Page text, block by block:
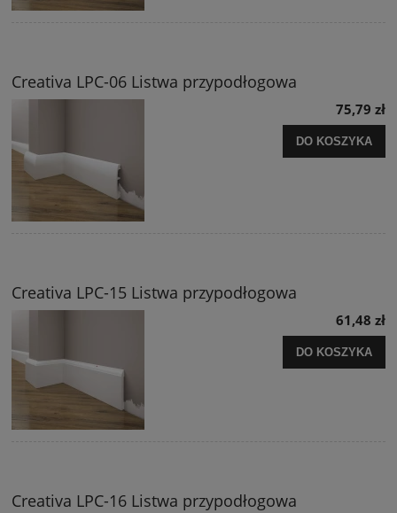
Creativa LPC-06 Listwa przypodłogowa
75,79 zł
DO KOSZYKA
Creativa LPC-15 Listwa przypodłogowa
61,48 zł
DO KOSZYKA
Creativa LPC-16 Listwa przypodłogowa